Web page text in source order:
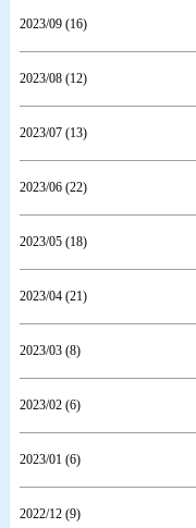
2023/09 (16)
2023/08 (12)
2023/07 (13)
2023/06 (22)
2023/05 (18)
2023/04 (21)
2023/03 (8)
2023/02 (6)
2023/01 (6)
2022/12 (9)